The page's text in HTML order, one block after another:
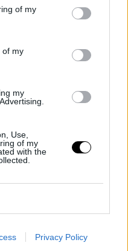
of my
of my
my
Use,
of my
with the
Privacy Policy
Hol Könnyű
Az Egyesült Államok
mint 441 ezer új
megelőzi a második